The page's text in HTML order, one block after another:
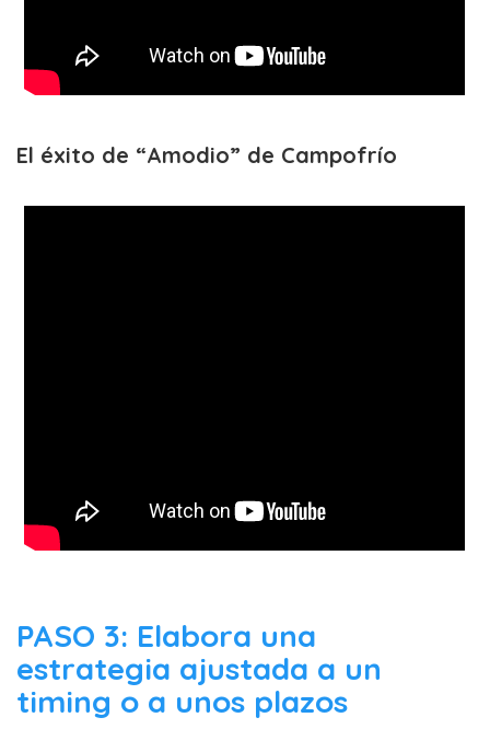
El éxito de “Amodio” de Campofrío
PASO 3: Elabora una
estrategia ajustada a un
timing o a unos plazos